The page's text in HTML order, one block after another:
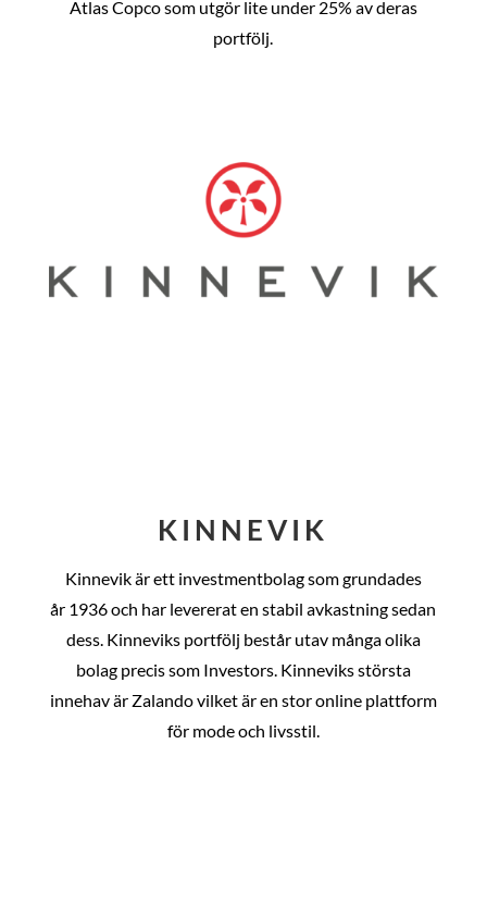
Atlas Copco som utgör lite under 25% av deras
portfölj.
KINNEVIK
Kinnevik är ett investmentbolag som grundades
år 1936 och har levererat en stabil avkastning sedan
dess. Kinneviks portfölj består utav många olika
bolag precis som Investors. Kinneviks största
innehav är Zalando vilket är en stor online plattform
för mode och livsstil.